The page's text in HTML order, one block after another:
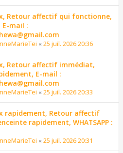
Retour affectif qui fonctionne,
E-mail :
« 25 juil. 2026 20:36
Retour affectif immédiat,
E-mail :
« 25 juil. 2026 20:33
rapidement, Retour affectif
rapidement, WHATSAPP :
« 25 juil. 2026 20:31